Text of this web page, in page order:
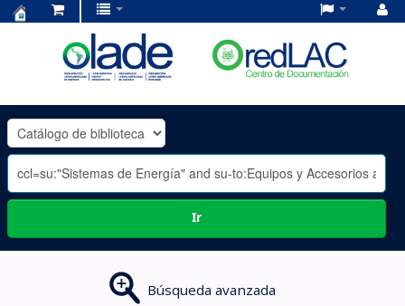
OLADE
-
Ir
Búsqueda avanzada